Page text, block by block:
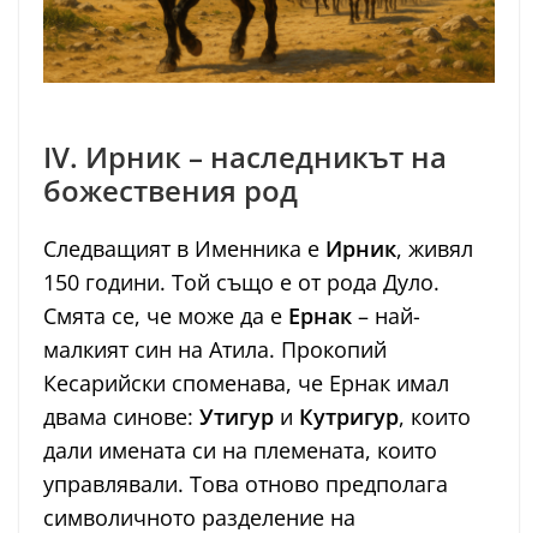
IV. Ирник – наследникът на
божествения род
Следващият в Именника е Ирник, живял
150 години. Той също е от рода Дуло.
Смята се, че може да е Ернак – най-
малкият син на Атила. Прокопий
Кесарийски споменава, че Ернак имал
двама синове: Утигур и Кутригур, които
дали имената си на племената, които
управлявали. Това отново предполага
символичното разделение на